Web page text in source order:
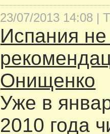
23/07/2013 14:08 |
Испания не
Онищенко
Уже в
2010 года